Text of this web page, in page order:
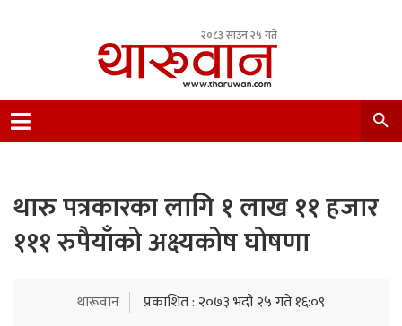
२०८३ साउन २५ गते
Nepal.
थारु पत्रकारका लागि १ लाख ११ हजार
१११ रुपैयाँको अक्ष्यकोष घोषणा
थारूवान प्रकाशित : २०७३ भदौ २५ गते १६:०९